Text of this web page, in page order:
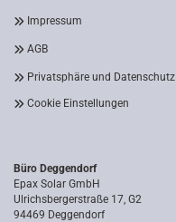
Impressum
AGB
Privatsphäre und Datenschutz
Cookie Einstellungen
Büro Deggendorf
Epax Solar GmbH
Ulrichsbergerstraße 17, G2
94469 Deggendorf